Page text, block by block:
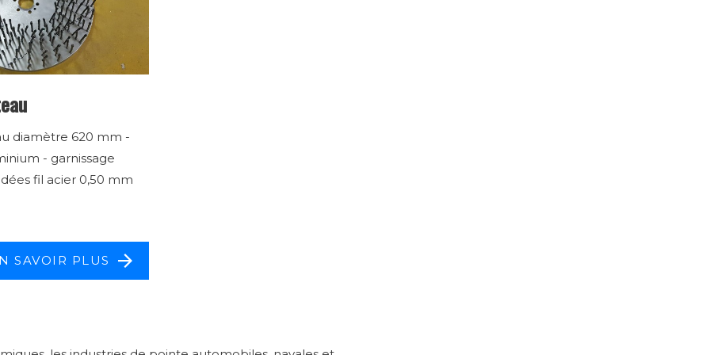
diamètre 620 mm -
- garnissage
fil acier 0,50 mm
SAVOIR PLUS